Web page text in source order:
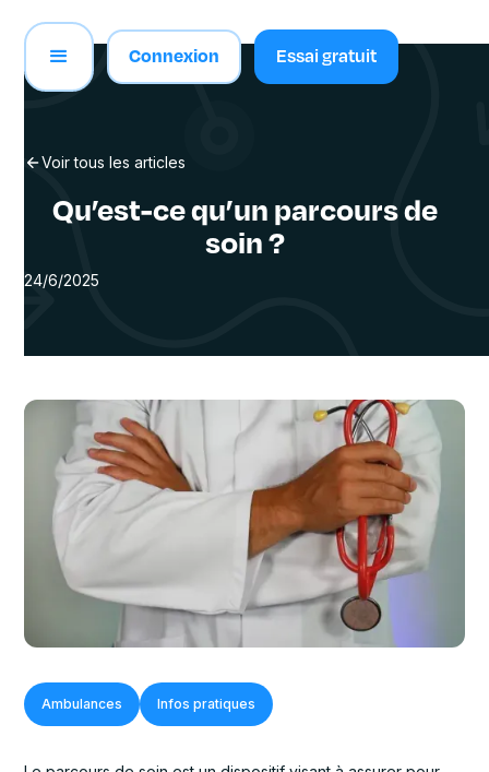
Connexion Essai gratuit
Voir tous les articles
Qu’est-ce qu’un parcours de
soin ?
24/6/2025
Ambulances Infos pratiques